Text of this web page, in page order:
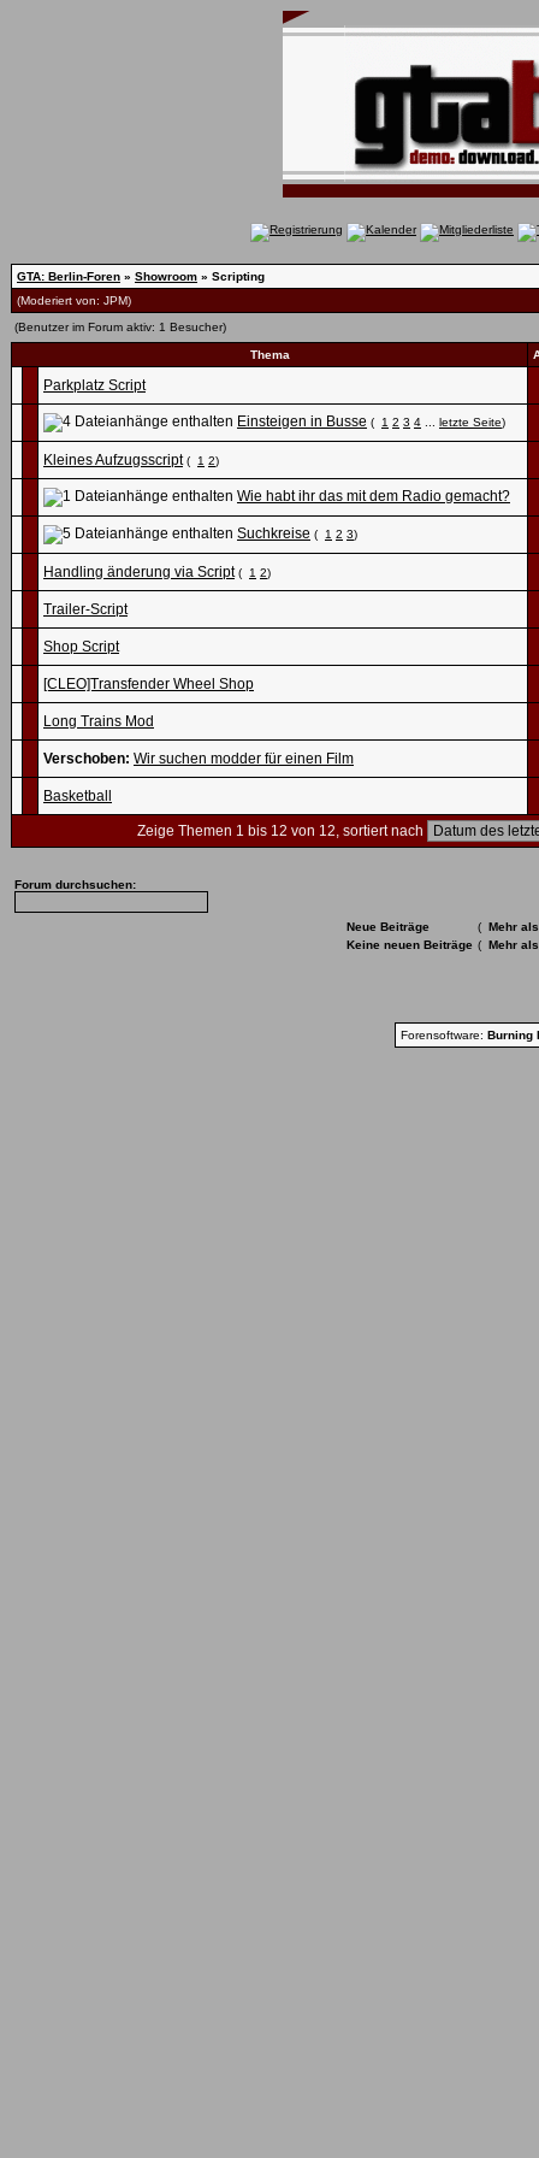
GTA: Berlin-Foren » Showroom » Scripting
(Moderiert von: JPM)
(Benutzer im Forum aktiv: 1 Besucher)
Thema
Parkplatz Script
Einsteigen in Busse ( 1 2 3 4 letzte Seite)
Kleines Aufzugsscript( 1 2)
Wie habt ihr das mit dem Radio gemacht?
Suchkreise ( 1 2 3)
Handling änderung via Script( 1 2)
Trailer-Script
Shop Script
[CLEO]Transfender Wheel Shop
Long Trains Mod
Verschoben: Wir suchen modder für einen Film
Basketball
Zeige Themen 1 bis 12 von 12, sortiert nach
Forum durchsuchen:
Neue Beiträge ( Mehr
Keine neuen Beiträge ( Mehr
Forensoftware: Burning